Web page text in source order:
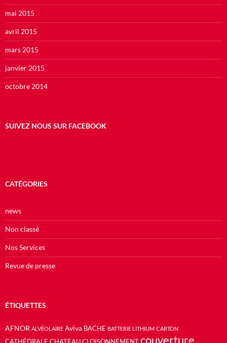
mai 2015
avril 2015
mars 2015
janvier 2015
octobre 2014
SUIVEZ NOUS SUR FACEBOOK
CATÉGORIES
news
Non classé
Nos Services
Revue de presse
ÉTIQUETTES
AFNOR ALVÉOLAIRE Aviva BACHE BATTERIE LITHIUM CARTON
couverture